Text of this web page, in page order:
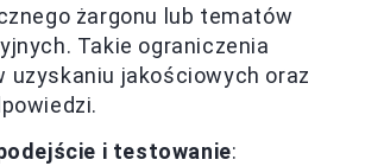
żargonu lub tematów
Takie ograniczenia
uzyskaniu jakościowych oraz
i testowanie: